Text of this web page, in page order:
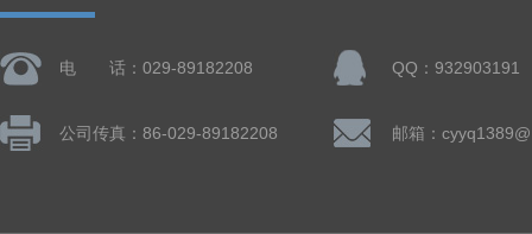
电 话：029-89182208 QQ：932903191
公司传真：86-029-89182208 邮箱：